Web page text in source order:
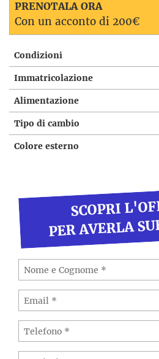
PRENOTALA ORA
Con un acconto di 200€
Condizioni
Immatricolazione
Alimentazione
Tipo di cambio
Colore esterno
SCOPRI
PER AVERLA